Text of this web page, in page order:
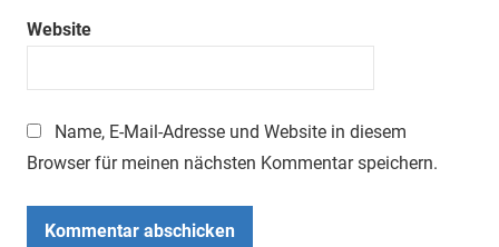
Website
Name, E-Mail-Adresse und Website in diesem
Browser für meinen nächsten Kommentar speichern.